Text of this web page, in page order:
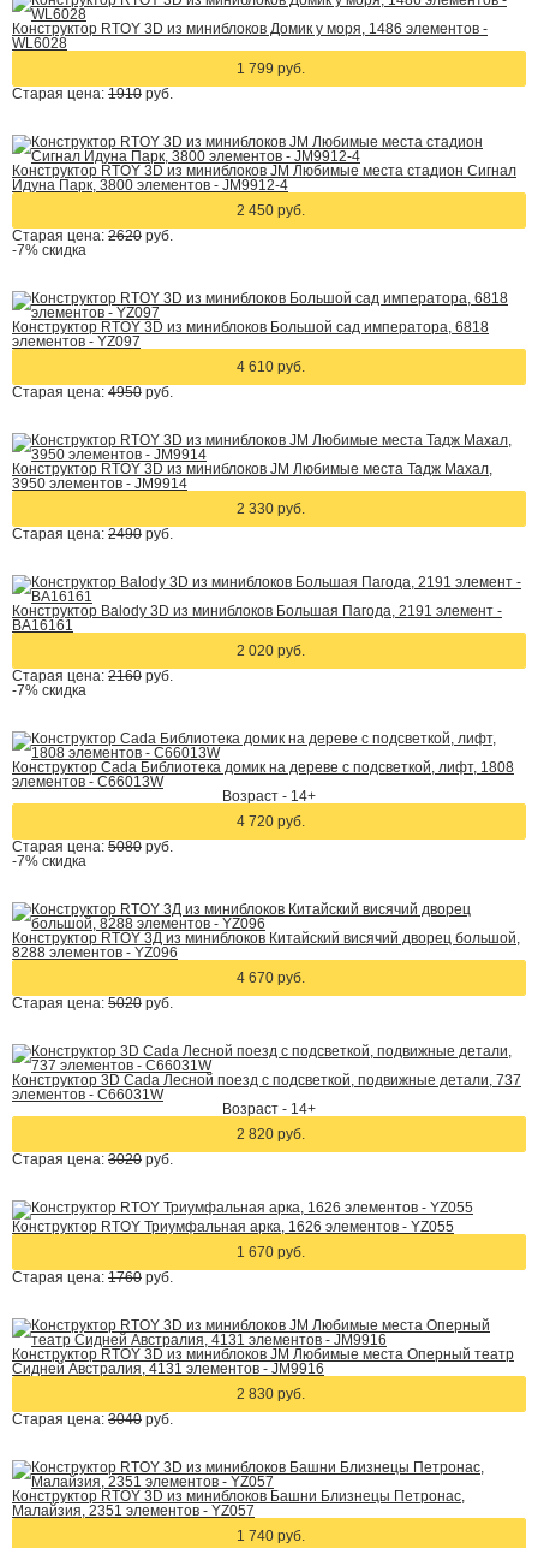
Конструктор RTOY 3D из миниблоков Домик у моря, 1486 элементов -
WL6028
1 799 руб.
Старая цена: 1910 руб.
Конструктор RTOY 3D из миниблоков JM Любимые места стадион Сигнал
Идуна Парк, 3800 элементов - JM9912-4
2 450 руб.
Старая цена: 2620 руб.
-7% скидка
Конструктор RTOY 3D из миниблоков Большой сад императора, 6818
элементов - YZ097
4 610 руб.
Старая цена: 4950 руб.
Конструктор RTOY 3D из миниблоков JM Любимые места Тадж Махал,
3950 элементов - JM9914
2 330 руб.
Старая цена: 2490 руб.
Конструктор Balody 3D из миниблоков Большая Пагода, 2191 элемент -
BA16161
2 020 руб.
Старая цена: 2160 руб.
-7% скидка
Конструктор Cada Библиотека домик на дереве с подсветкой, лифт, 1808
элементов - C66013W
Возраст - 14+
4 720 руб.
Старая цена: 5080 руб.
-7% скидка
Конструктор RTOY 3Д из миниблоков Китайский висячий дворец большой,
8288 элементов - YZ096
4 670 руб.
Старая цена: 5020 руб.
Конструктор 3D Cada Лесной поезд с подсветкой, подвижные детали, 737
элементов - C66031W
Возраст - 14+
2 820 руб.
Старая цена: 3020 руб.
Конструктор RTOY Триумфальная арка, 1626 элементов - YZ055
1 670 руб.
Старая цена: 1760 руб.
Конструктор RTOY 3D из миниблоков JM Любимые места Оперный театр
Сидней Австралия, 4131 элементов - JM9916
2 830 руб.
Старая цена: 3040 руб.
Конструктор RTOY 3D из миниблоков Башни Близнецы Петронас,
Малайзия, 2351 элементов - YZ057
1 740 руб.